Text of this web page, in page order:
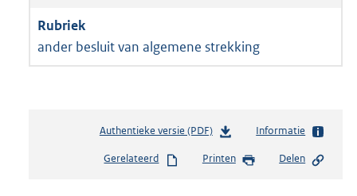
ander besluit van algemene strekking
Authentieke versie (PDF)b
s
Informatie
Gerelateerd Printen Delen